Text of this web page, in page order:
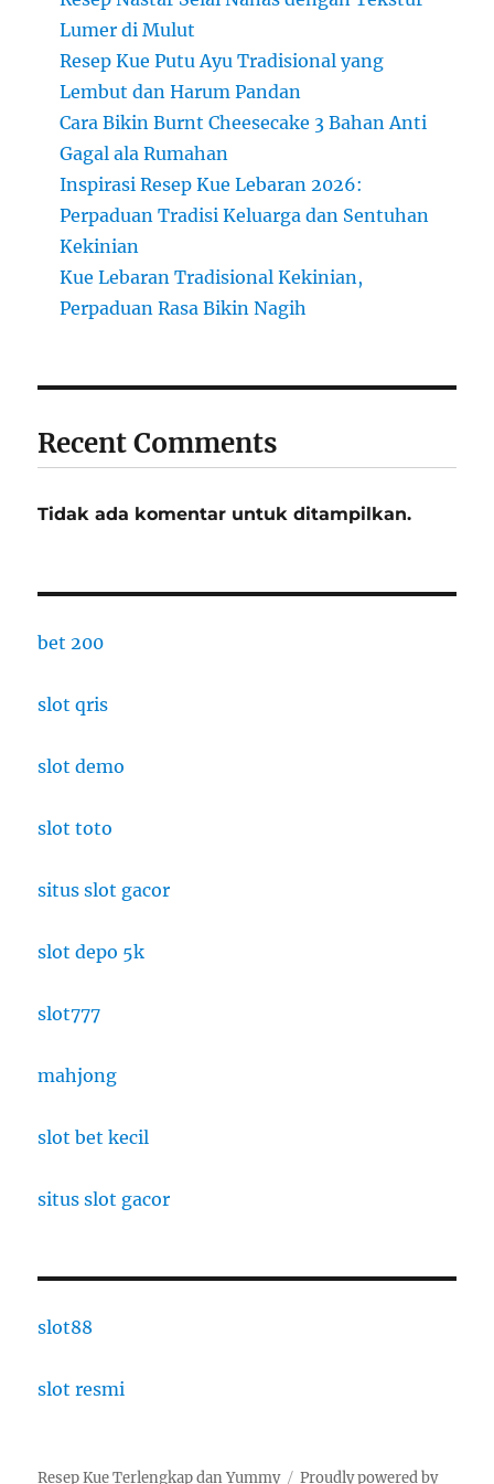
Lumer di Mulut
Resep Kue Putu Ayu Tradisional yang
Lembut dan Harum Pandan
Cara Bikin Burnt Cheesecake 3 Bahan Anti
Gagal ala Rumahan
Inspirasi Resep Kue Lebaran 2026:
Perpaduan Tradisi Keluarga dan Sentuhan
Kekinian
Kue Lebaran Tradisional Kekinian,
Perpaduan Rasa Bikin Nagih
Recent Comments
Tidak ada komentar untuk ditampilkan.
bet 200
slot qris
slot demo
slot toto
situs slot gacor
slot depo 5k
slot777
mahjong
slot bet kecil
situs slot gacor
slot88
slot resmi
Resep Kue Terlengkap dan Yummy Proudly powered by